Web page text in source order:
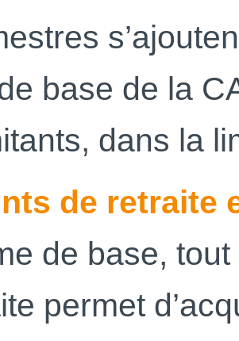
base de la
dans la
de retraite
de base,
permet